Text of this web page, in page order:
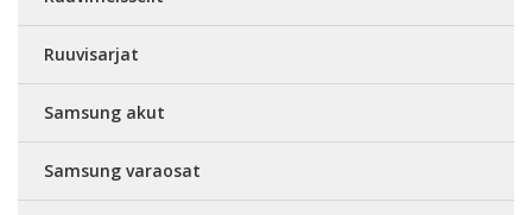
Ruuvisarjat
Samsung akut
Samsung varaosat